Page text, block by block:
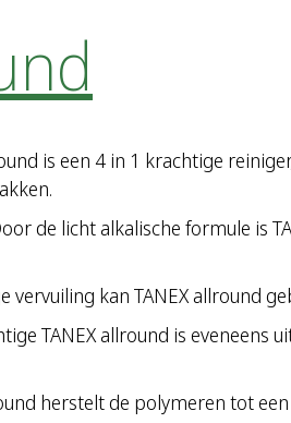
is een 4 in 1 krachtige
de licht alkalische formule is
vervuiling kan TANEX allround
TANEX allround is
herstelt de polymeren tot